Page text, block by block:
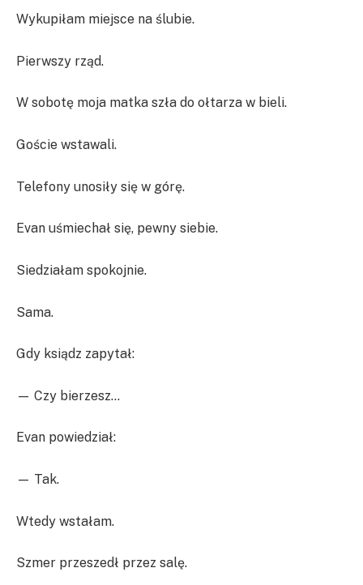
Wykupiłam miejsce na ślubie.
Pierwszy rząd.
W sobotę moja matka szła do ołtarza w bieli.
Goście wstawali.
Telefony unosiły się w górę.
Evan uśmiechał się, pewny siebie.
Siedziałam spokojnie.
Sama.
Gdy ksiądz zapytał:
— Czy bierzesz…
Evan powiedział:
— Tak.
Wtedy wstałam.
Szmer przeszedł przez salę.